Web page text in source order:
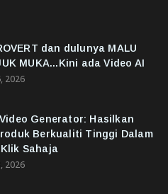
dan dulunya MALU
MUKA...Kini ada Video AI
2026
Generator: Hasilkan
Berkualiti Tinggi Dalam
Sahaja
2026